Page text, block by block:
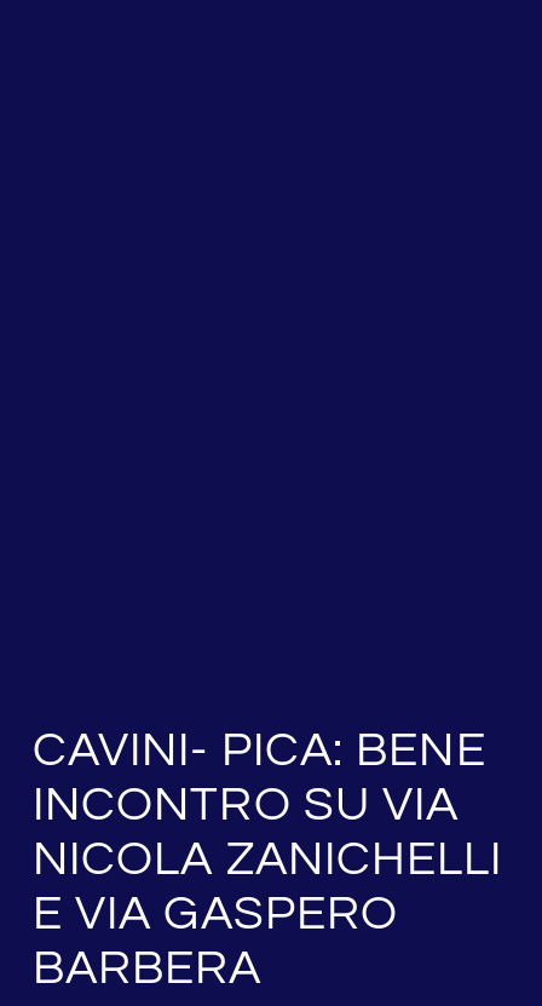
CAVINI- PICA: BENE
INCONTRO SU VIA
NICOLA ZANICHELLI
E VIA GASPERO
BARBERA